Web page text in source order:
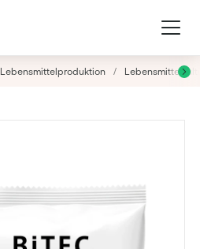
Lebensmittelproduktion /